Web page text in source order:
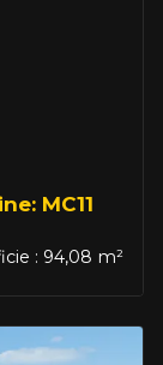
MC11
: 94,08 m²